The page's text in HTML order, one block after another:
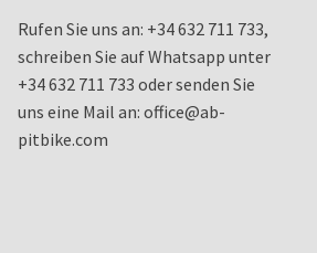
Rufen Sie uns an: +34 632 711 733,
schreiben Sie auf Whatsapp unter
+34 632 711 733 oder senden Sie
uns eine Mail an: office@ab-
pitbike.com